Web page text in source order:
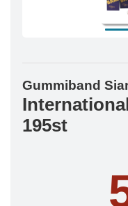
Gummiband
195st